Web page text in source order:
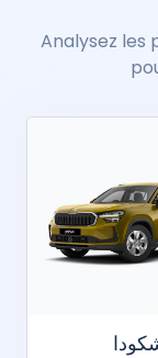
Analysez les